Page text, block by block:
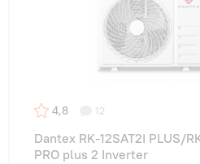
4,8 12
Dantex RK-12SAT2I PLUS/
PRO plus 2 Inverter